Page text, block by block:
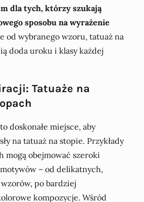
dla tych, którzy szukają
sposobu na wyrażenie
od wybranego wzoru, tatuaż na
doda uroku i klasy każdej
Tatuaże na
doskonałe miejsce, aby
na tatuaż na stopie. Przykłady
mogą obejmować szeroki
– od delikatnych,
po bardziej
kompozycje. Wśród